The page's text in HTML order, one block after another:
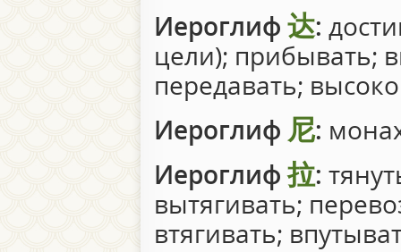
Иероглиф 达:
цели); прибывать;
передавать;
Иероглиф 尼:
Иероглиф拉:
вытягивать;
втягивать;